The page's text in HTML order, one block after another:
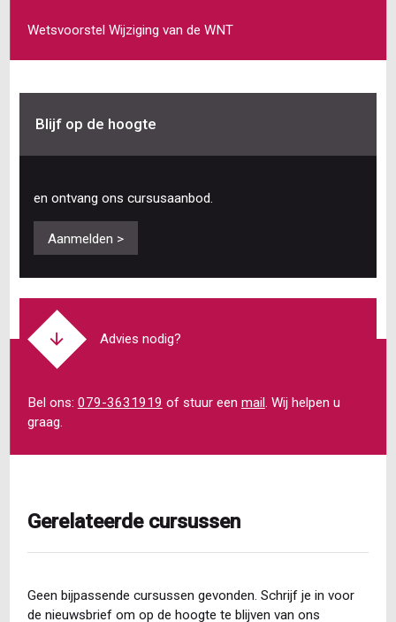
Wetsvoorstel Wijziging van de WNT
Blijf op de hoogte
en ontvang ons cursusaanbod.
Aanmelden >
Advies nodig?
Bel ons: 079-3631919 of stuur een mail. Wij helpen u
graag.
Gerelateerde cursussen
Geen bijpassende cursussen gevonden. Schrijf je in voor
de nieuwsbrief om op de hoogte te blijven van ons